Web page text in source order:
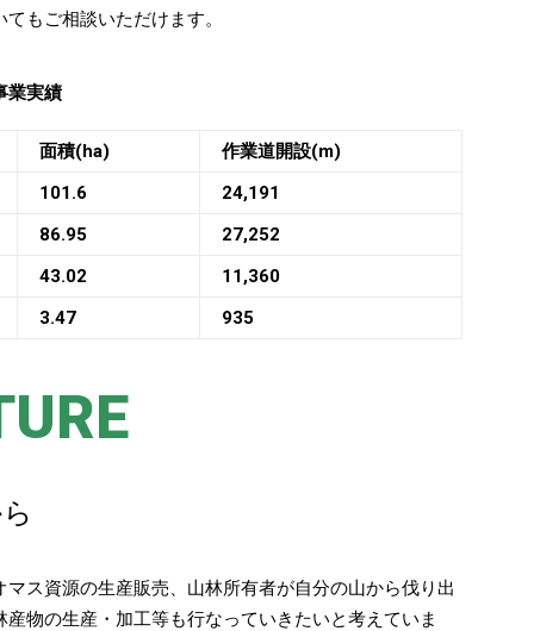
もご相談いただけます。
業実績
面積(ha)
作業道開設(m)
101.6
24,191
86.95
27,252
43.02
11,360
3.47
935
ス資源の生産販売、山林所有者が自分の山から伐り出
物の生産・加工等も行なっていきたいと考えていま